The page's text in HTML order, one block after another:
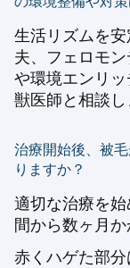
生活リズムを
夫、フェロモ
や環境エンリ
獣医師と相談し
治療開始後、被
りますか？
適切な治療を
間から数ヶ月か
赤くハゲた部